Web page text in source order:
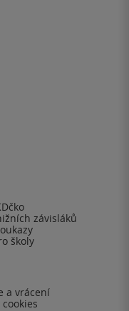
závisláků
školy
a vrácení